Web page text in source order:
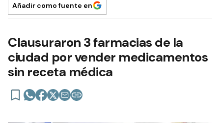
Añadir como fuente en
Clausuraron 3 farmacias de la
ciudad por vender medicamentos
sin receta médica